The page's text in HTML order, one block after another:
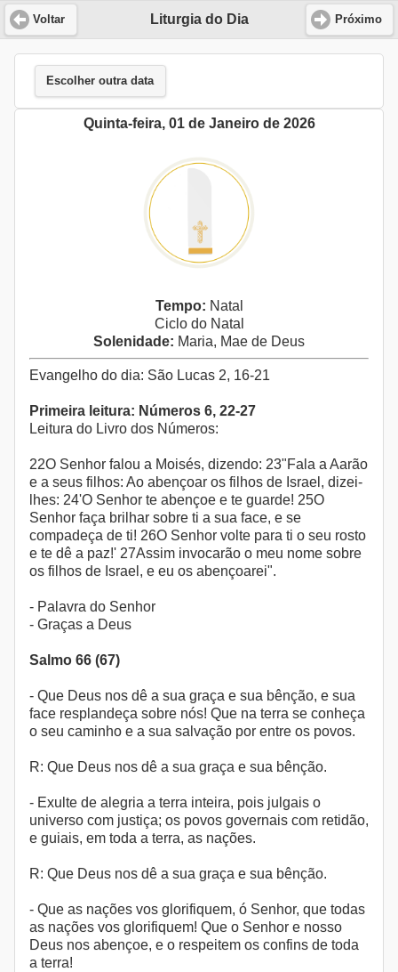
Liturgia do Dia
Voltar Próximo
Escolher outra data
Quinta-feira, 01 de Janeiro de 2026
Tempo: Natal
Ciclo do Natal
Solenidade: Maria, Mae de Deus
Evangelho do dia: São Lucas 2, 16-21
Primeira leitura: Números 6, 22-27
Leitura do Livro dos Números:
22O Senhor falou a Moisés, dizendo: 23"Fala a Aarão
e a seus filhos: Ao abençoar os filhos de Israel, dizei-
lhes: 24'O Senhor te abençoe e te guarde! 25O
Senhor faça brilhar sobre ti a sua face, e se
compadeça de ti! 26O Senhor volte para ti o seu rosto
e te dê a paz!' 27Assim invocarão o meu nome sobre
os filhos de Israel, e eu os abençoarei".
- Palavra do Senhor
- Graças a Deus
Salmo 66 (67)
- Que Deus nos dê a sua graça e sua bênção, e sua
face resplandeça sobre nós! Que na terra se conheça
o seu caminho e a sua salvação por entre os povos.
R: Que Deus nos dê a sua graça e sua bênção.
- Exulte de alegria a terra inteira, pois julgais o
universo com justiça; os povos governais com retidão,
e guiais, em toda a terra, as nações.
R: Que Deus nos dê a sua graça e sua bênção.
- Que as nações vos glorifiquem, ó Senhor, que todas
as nações vos glorifiquem! Que o Senhor e nosso
Deus nos abençoe, e o respeitem os confins de toda
a terra!